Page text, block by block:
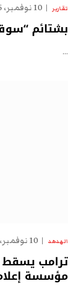
تقارير 10 نوفمبر، 2025
بشتائم
…
الهدهد 10 نوفمبر، 2025
ترامب
مؤسسة